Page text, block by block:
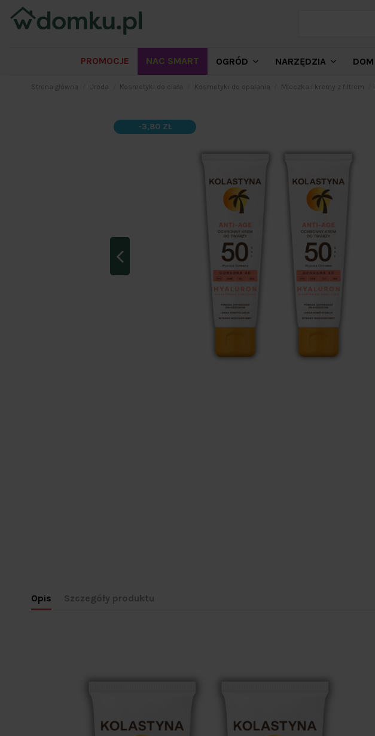
PROMOCJE NAC SMART OGRÓD NARZĘDZIA DOM
Strona główna Uroda Kosmetyki do ciała Kosmetyki do opalania Mleczka i kremy z filtrem
-3,80 ZŁ
Opis Szczegóły produktu